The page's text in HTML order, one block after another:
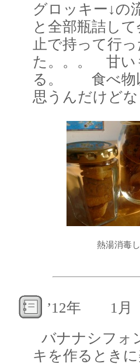
グロッキー↓の
と全部瓶詰し
止で持って行
た。。。 甘い
る。 食べ物以
思うんだけどな
熱湯消毒
’12年 1月
バナナシフ
キを作るとき